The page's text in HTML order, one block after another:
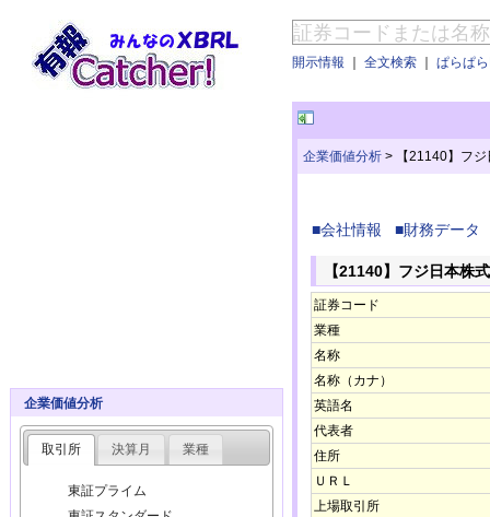
開示情報 ｜ 全文検索 ｜ ぱらぱ
企業価値分析 > 【21140】フ
■会社情報 ■財務データ
【21140】フジ日本株
証券コード
業種
名称
名称（カナ）
英語名
代表者
住所
ＵＲＬ
上場取引所
企業価値分析
取引所 決算月 業種
東証プライム